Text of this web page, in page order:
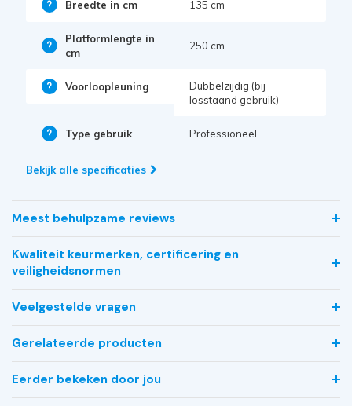
Breedte in cm 135 cm
Platformlengte in
cm
250 cm
Voorloopleuning
Dubbelzijdig (bij
losstaand gebruik)
Type gebruik Professioneel
Bekijk alle specificaties
Meest behulpzame reviews
Kwaliteit keurmerken, certificering en
veiligheidsnormen
Veelgestelde vragen
Gerelateerde producten
Eerder bekeken door jou